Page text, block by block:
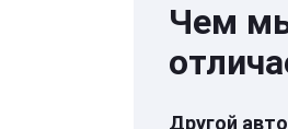
Чем
Другой